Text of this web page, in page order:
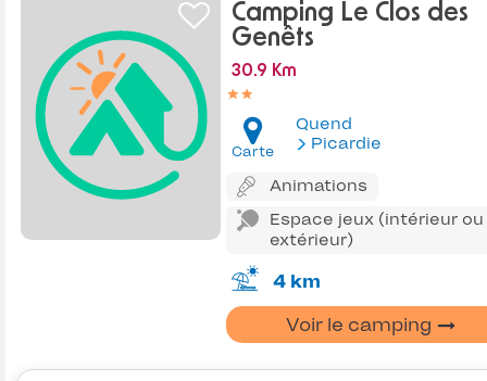
Camping Le Clos des
Genêts
30.9 Km
Carte
Quend
Picardie
Animations
Espace jeux (intérieur ou
extérieur)
4 km
Voir le camping